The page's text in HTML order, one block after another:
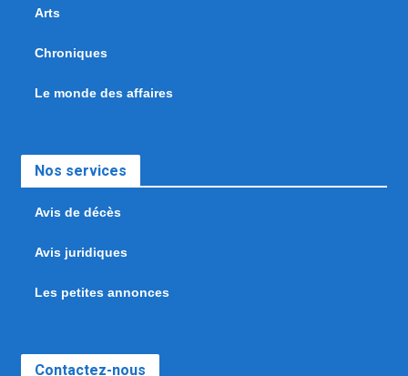
Arts
Chroniques
Le monde des affaires
Nos services
Avis de décès
Avis juridiques
Les petites annonces
Contactez-nous